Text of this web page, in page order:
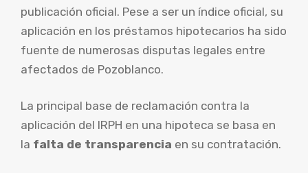
publicación oficial. Pese a ser un índice oficial, su
aplicación en los préstamos hipotecarios ha sido
fuente de numerosas disputas legales entre
afectados de Pozoblanco.
La principal base de reclamación contra la
aplicación del IRPH en una hipoteca se basa en
la falta de transparencia en su contratación.